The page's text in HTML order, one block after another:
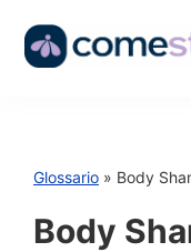
Glossario » Body
Body